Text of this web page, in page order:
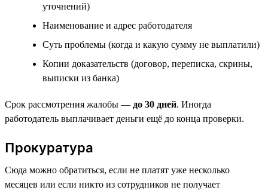
уточнений)
Наименование и адрес работодателя
Суть проблемы (когда и какую сумму не выплатили)
Копии доказательств (договор, переписка, скрины,
выписки из банка)
Срок рассмотрения жалобы — до 30 дней. Иногда
работодатель выплачивает деньги ещё до конца проверки.
Прокуратура
Сюда можно обратиться, если не платят уже несколько
месяцев или если никто из сотрудников не получает